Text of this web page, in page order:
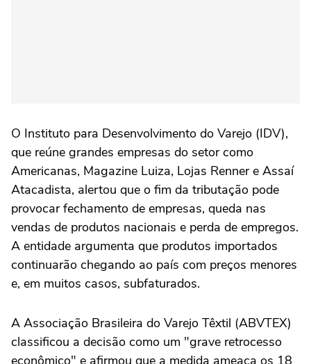
O Instituto para Desenvolvimento do Varejo (IDV),
que reúne grandes empresas do setor como
Americanas, Magazine Luiza, Lojas Renner e Assaí
Atacadista, alertou que o fim da tributação pode
provocar fechamento de empresas, queda nas
vendas de produtos nacionais e perda de empregos.
A entidade argumenta que produtos importados
continuarão chegando ao país com preços menores
e, em muitos casos, subfaturados.
A Associação Brasileira do Varejo Têxtil (ABVTEX)
classificou a decisão como um "grave retrocesso
econômico" e afirmou que a medida ameaça os 18